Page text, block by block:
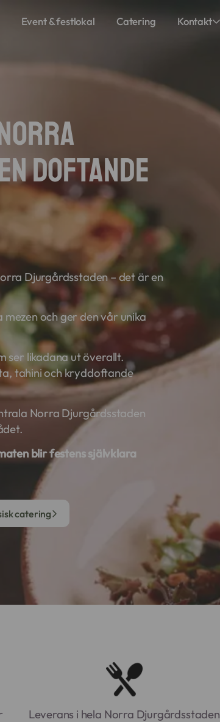
Event & festlokal Catering Kontakt
doftande
Djurgårdsstaden – det är en
och ger den vår unika
ser likadana ut överallt.
tahini och kryddoftande
Norra Djurgårdsstaden
blir festens självklara
catering
Leverans i hela Norra Djurgårdsstaden